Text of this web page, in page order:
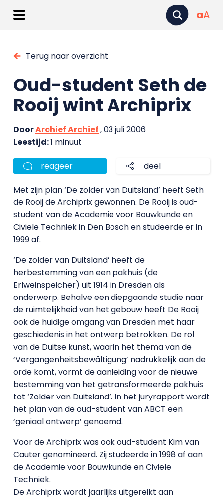
aA
Terug naar overzicht
Oud-student Seth de
Rooij wint Archiprix
DoorArchief Archief, 03 juli 2006
Leestijd:1 minuut
reageer deel
Met zijn plan ‘De zolder van Duitsland’ heeft Seth
de Rooij de Archiprix gewonnen. De Rooij is oud-
student van de Academie voor Bouwkunde en
Civiele Techniek in Den Bosch en studeerde er in
1999 af.
‘De zolder van Duitsland’ heeft de
herbestemming van een pakhuis (de
Erlweinspeicher) uit 1914 in Dresden als
onderwerp. Behalve een diepgaande studie naar
de ruimtelijkheid van het gebouw heeft De Rooij
ook de huidige omgang van Dresden met haar
geschiedenis in het ontwerp betrokken. De rol
van de Duitse kunst, waarin het thema van de
‘Vergangenheitsbewältigung’ nadrukkelijk aan de
orde komt, vormt de aanleiding voor de nieuwe
bestemming van het getransformeerde pakhuis
tot ‘Zolder van Duitsland’. In het juryrapport wordt
het plan van de oud-student van ABCT een
‘geniaal ontwerp’ genoemd.
Voor de Archiprix was ook oud-student Kim van
Cauter genomineerd. Zij studeerde in 1998 af aan
de Academie voor Bouwkunde en Civiele
Techniek.
De Archiprix wordt jaarlijks uitgereikt aan